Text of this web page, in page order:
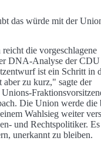
das würde mit der
reicht die vorgeschlagene
DNA-Analyse der CDU
ist ein Schritt in
zu kurz," sagte der
Unions-
Die Union werde die
Wahlsieg weiter
und Rechtspolitiker.
unerkannt zu bleiben.